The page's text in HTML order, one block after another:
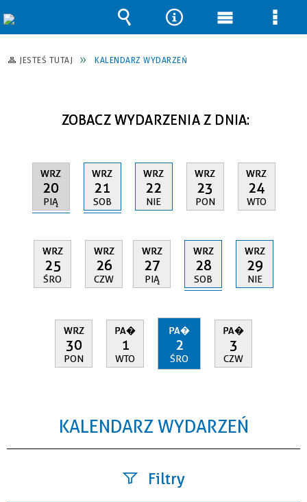
JESTEŚ TUTAJ KALENDARZ WYDARZEŃ
ZOBACZ WYDARZENIA Z DNIA:
WRZ
20
PIĄ
WRZ
21
SOB
WRZ
22
NIE
WRZ
23
PON
WRZ
24
WTO
WRZ
25
ŚRO
WRZ
26
CZW
WRZ
27
PIĄ
WRZ
28
SOB
WRZ
29
NIE
WRZ
30
PON
PA�
1
WTO
PA�
2
ŚRO
PA�
3
CZW
KALENDARZ WYDARZEŃ
Filtry
Wyszukiwarka
Narzędzia
Menu Menu